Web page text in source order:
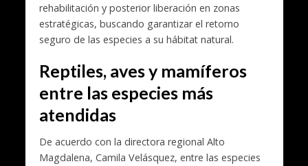
rehabilitación y posterior liberación en zonas
estratégicas, buscando garantizar el retorno
seguro de las especies a su hábitat natural.
Reptiles, aves y mamíferos
entre las especies más
atendidas
De acuerdo con la directora regional Alto
Magdalena, Camila Velásquez, entre las especies